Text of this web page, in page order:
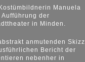
Manuela
der
in Minden.
anmutenden
Bericht der
nebenher in